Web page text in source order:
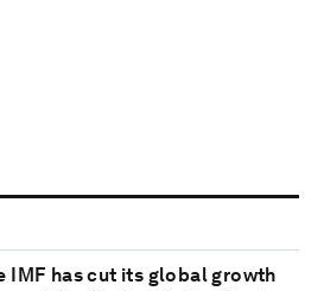
IMF has cut its global growth